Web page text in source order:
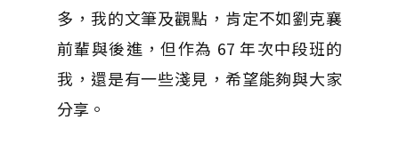
多，我的文筆及觀點，肯定不如劉克襄
前輩與後進，但作為 67 年次中段班的
我，還是有一些淺見，希望能夠與大家
分享。